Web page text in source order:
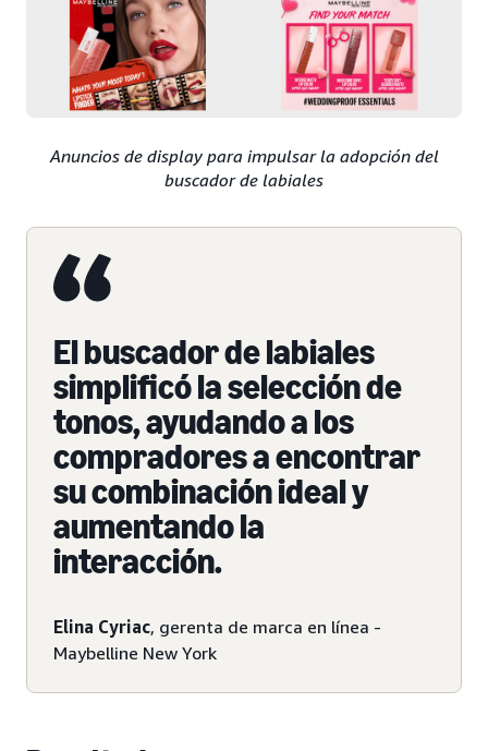
Anuncios de display para impulsar la adopción del
buscador de labiales
El buscador de labiales
simplificó la selección de
tonos, ayudando a los
compradores a encontrar
su combinación ideal y
aumentando la
interacción.
Elina Cyriac, gerenta de marca en línea -
Maybelline New York